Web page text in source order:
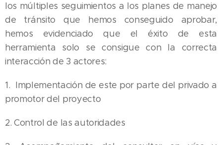
los múltiples seguimientos a los planes de manejo
de tránsito que hemos conseguido aprobar,
hemos evidenciado que el éxito de esta
herramienta solo se consigue con la correcta
interacción de 3 actores:
1. Implementación de este por parte del privado a
promotor del proyecto
2. Control de las autoridades